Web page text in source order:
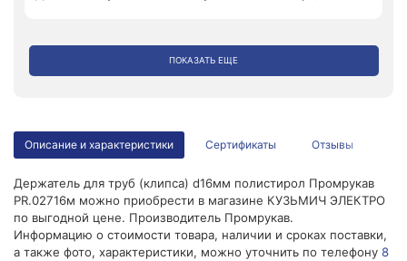
ПОКАЗАТЬ ЕЩЕ
Описание и характеристики Сертификаты Отзывы
Держатель для труб (клипса) d16мм полистирол Промрукав
PR.02716м можно приобрести в магазине КУЗЬМИЧ ЭЛЕКТРО
по выгодной цене. Производитель Промрукав.
Информацию о стоимости товара, наличии и сроках поставки,
а также фото, характеристики, можно уточнить по телефону 8